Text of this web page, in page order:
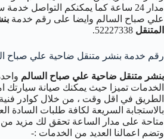
مدار 24 ساعة كما يمكنكم التواصل
علي صباح السالم وايضا على رقم خدمة
المتنقل
رقم خدمة بنشر متنقل ضاحية علي صباح
بنشر متنقل ضاحية علي صباح السالم
الخدمات تميزا حيث يمكنك صيانة سيارتك
الطريق في اقل وقت ، من خلال كوادر فنية
بالاستجابة السريعة لكافة طلبات السادة
متاحة على مدار الساعة تحقق لك مزيد من
وتضم اعمالنا العديد من الخدمات :-